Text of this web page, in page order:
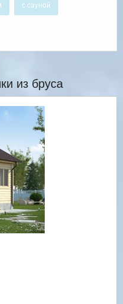
с сауной
из бруса